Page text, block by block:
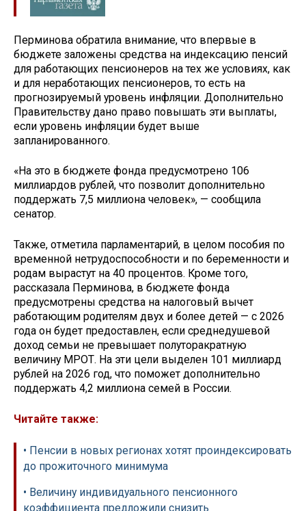
Перминова обратила внимание, что впервые в
бюджете заложены средства на индексацию пенсий
для работающих пенсионеров на тех же условиях, как
и для неработающих пенсионеров, то есть на
прогнозируемый уровень инфляции. Дополнительно
Правительству дано право повышать эти выплаты,
если уровень инфляции будет выше
запланированного.
«На это в бюджете фонда предусмотрено 106
миллиардов рублей, что позволит дополнительно
поддержать 7,5 миллиона человек», — сообщила
сенатор.
Также, отметила парламентарий, в целом пособия по
временной нетрудоспособности и по беременности и
родам вырастут на 40 процентов. Кроме того,
рассказала Перминова, в бюджете фонда
предусмотрены средства на налоговый вычет
работающим родителям двух и более детей — с 2026
года он будет предоставлен, если среднедушевой
доход семьи не превышает полуторакратную
величину МРОТ. На эти цели выделен 101 миллиард
рублей на 2026 год, что поможет дополнительно
поддержать 4,2 миллиона семей в России.
Читайте также:
• Пенсии в новых регионах хотят проиндексировать
до прожиточного минимума
• Величину индивидуального пенсионного
коэффициента предложили снизить